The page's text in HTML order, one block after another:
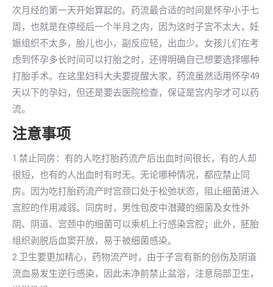
次月经的第一天开始算起的。药流最合适的时间是怀孕小于七
周，也就是在停经后一个半月之内，因为这时子宫不太大，妊
娠组织不太多，胎儿也小，副反应轻，出血少。女孩儿们在考
虑到怀孕多长时间可以打胎之时，还得明确自己想要选择哪种
打胎手术。在这里妇科大夫要提醒大家，药流虽然适用怀孕49
天以下的孕妇，但还是要去医院检查，保证是宫内孕才可以药
流。
注意事项
1.禁止同房：有的人吃打胎药流产后出血时间很长，有的人却
很短，也有的人出血时有时无。无论哪种情况，都应禁止同
房。因为吃打胎药流产时宫颈口处于松弛状态，阻止细菌进入
宫腔的作用减弱。同房时，男性包皮中潜藏的细菌及女性外
阴、阴道、宫颈中的细菌可以乘机上行感染宫腔；此外，胚胎
组织剥脱后血窦开放，易于被细菌感染。
2.卫生要更加精心，药物流产时，由于子宫有新的创伤及阴道
流血易发生逆行感染，因此未净前禁止盆浴，注意局部卫生，